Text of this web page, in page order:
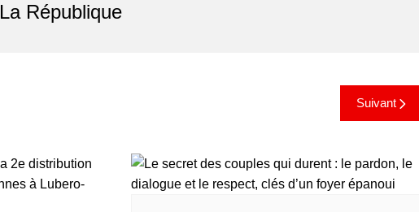
La République
Suivant